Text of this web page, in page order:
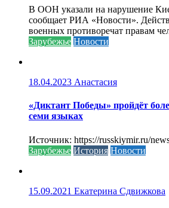
В ООН указали на нарушение
сообщает РИА «Новости».
военных противоречат правам
Зарубежье Новости
18.04.2023 Анастасия
«Диктант Победы» пройдёт
семи языках
Источник: https://russkiymir.ru/
Зарубежье История Новости
15.09.2021 Екатерина Сдвижкова